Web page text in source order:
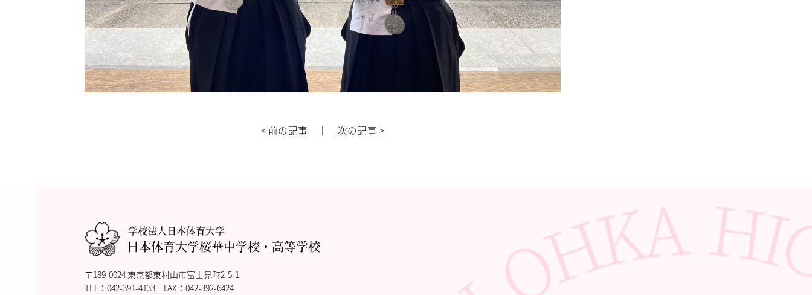
< 前の記事 ｜ 次の記事 >
学校法人日本体育大学
日本体育大学桜華中学校・高等学校
〒189-0024 東京都東村山市富士見町2-5-1
TEL： 042-391-4133 FAX：042-392-6424